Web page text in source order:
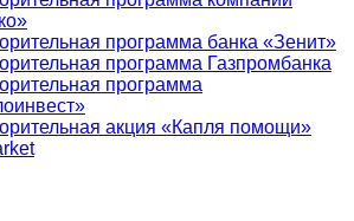
программа банка «Зенит»
программа Газпромбанка
программа
акция «Капля помощи»